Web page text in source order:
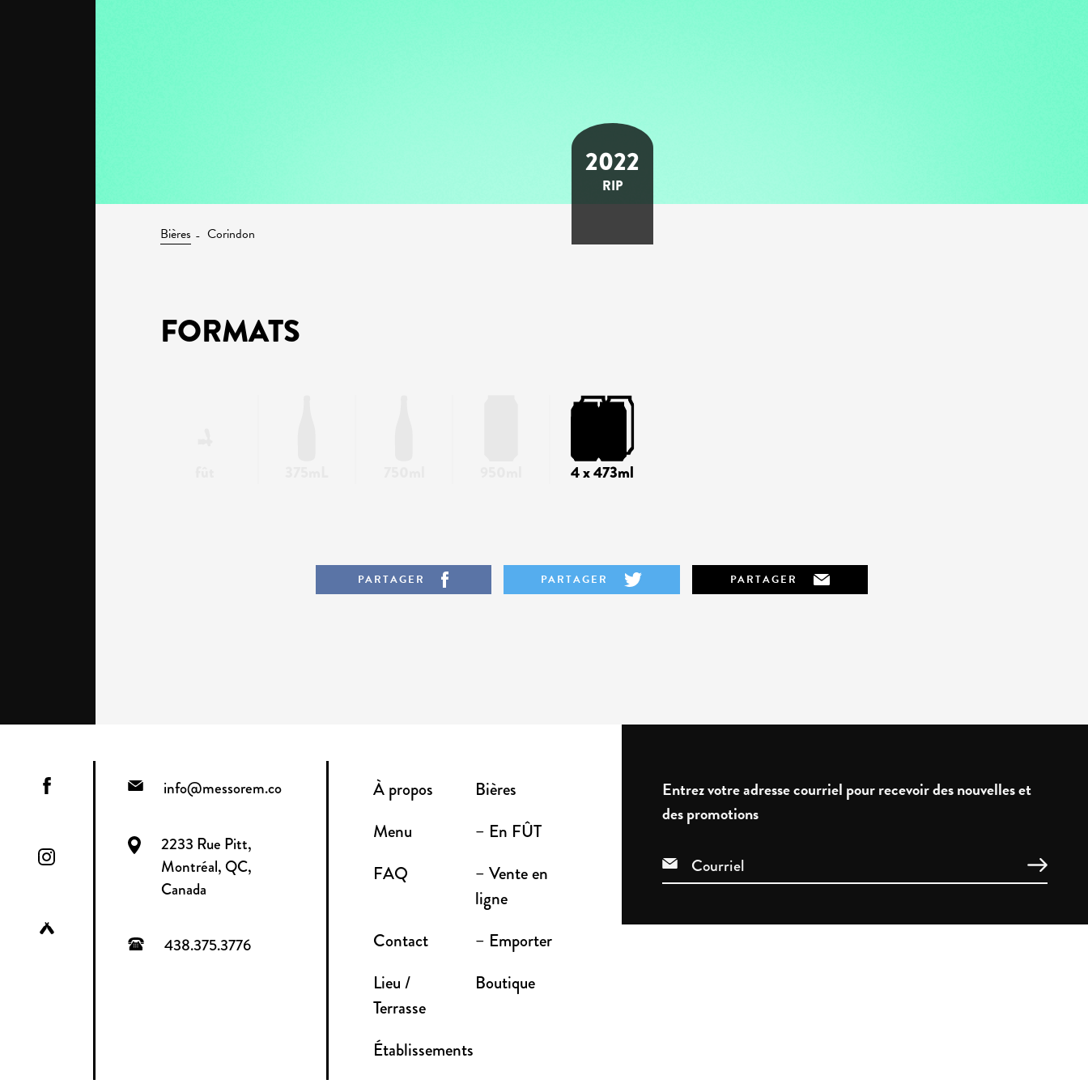
2022
RIP
Bières Corindon
FORMATS
4 x 473ml
PARTAGER PARTAGER PARTAGER
info@messorem.co
2233 Rue Pitt,
Montréal, QC,
Canada
438.375.3776
À propos
Bières
Menu
– En FÛT
FAQ
– Vente en
ligne
Contact
– Emporter
Lieu /
Terrasse
Boutique
Établissements
Entrez votre adresse courriel pour recevoir des nouvelles et
des promotions